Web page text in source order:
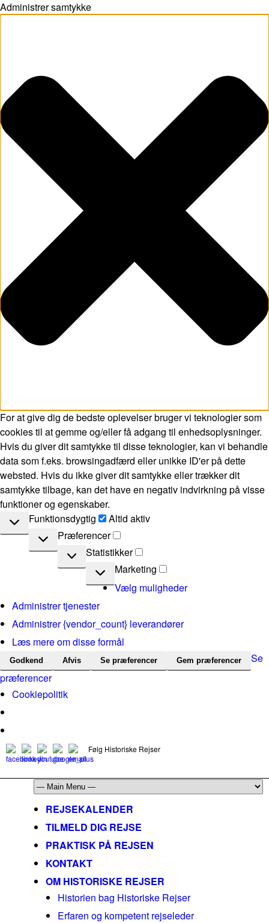
Administrer samtykke
For at give dig de bedste oplevelser bruger vi teknologier som
cookies til at gemme og/eller få adgang til enhedsoplysninger.
Hvis du giver dit samtykke til disse teknologier, kan vi behandle
data som f.eks. browsingadfærd eller unikke ID'er på dette
websted. Hvis du ikke giver dit samtykke eller trækker dit
samtykke tilbage, kan det have en negativ indvirkning på visse
funktioner og egenskaber.
Funktionsdygtig
Funktionsdygtig
Altid aktiv
Præferencer
Præferencer
Statistikker
Statistikker
Marketing
Marketing
Vælg muligheder
Administrer tjenester
Administrer {vendor_count} leverandører
Læs mere om disse formål
Godkend Afvis Se præferencer Gem præferencer
Se
præferencer
Cookiepolitik
Følg Historiske Rejser
REJSEKALENDER
TILMELD DIG REJSE
PRAKTISK PÅ REJSEN
KONTAKT
OM HISTORISKE REJSER
Historien bag Historiske Rejser
Erfaren og kompetent rejseleder